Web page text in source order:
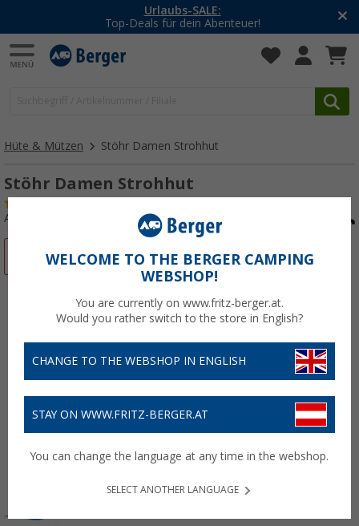
Urlaubs-SALE:
Top-Deals für dein Abenteuer!
Hüte & Mützen Stöhr Damen Strohhut
Stöhr Damen Strohhut
Art.-Nr.: 679020L-XL
WELCOME TO THE BERGER CAMPING
WEBSHOP!
You are currently on www.fritz-berger.at.
Would you rather switch to the store in English?
CHANGE TO THE WEBSHOP IN ENGLISH
STAY ON WWW.FRITZ-BERGER.AT
You can change the language at any time in the webshop.
SELECT ANOTHER LANGUAGE